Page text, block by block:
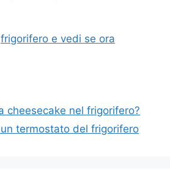
frigorifero e vedi se ora
cheesecake nel frigorifero?
termostato del frigorifero